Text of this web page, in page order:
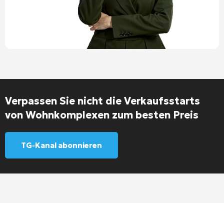
Verpassen Sie nicht die Verkaufsstarts
von Wohnkomplexen zum besten Preis
TG-Kanal abonnieren